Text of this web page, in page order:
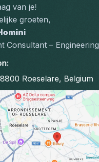
van je!
groeten,
Consultant – Engineering
:
Roeselare, Belgium